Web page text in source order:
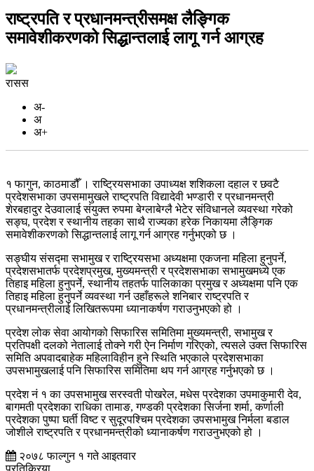
राष्ट्रपति र प्रधानमन्त्रीसमक्ष लैङ्गिक
समावेशीकरणको सिद्धान्तलाई लागू गर्न आग्रह
रासस
अ-
अ
अ+
१ फागुन, काठमाडौँ । राष्ट्रियसभाका उपाध्यक्ष शशिकला दहाल र छवटै
प्रदेशसभाका उपसमामुखले राष्ट्रपति विद्यादेवी भण्डारी र प्रधानमन्त्री
शेरबहादुर देउवालाई संयुक्त रुपमा बेग्लाबेग्लै भेटेर संविधानले व्यवस्था गरेको
सङ्घ, प्रदेश र स्थानीय तहका साथै राज्यका हरेक निकायमा लैङ्गिक
समावेशीकरणको सिद्धान्तलाई लागू गर्न आग्रह गर्नुभएको छ ।
सङ्घीय संसद्मा सभामुख र राष्ट्रियसभा अध्यक्षमा एकजना महिला हुनुपर्ने,
प्रदेशसभातर्फ प्रदेशप्रमुख, मुख्यमन्त्री र प्रदेशसभाका सभामुखमध्ये एक
तिहाइ महिला हुनुपर्ने, स्थानीय तहतर्फ पालिकाका प्रमुख र अध्यक्षमा पनि एक
तिहाइ महिला हुनुपर्ने व्यवस्था गर्न उहाँहरूले शनिबार राष्ट्रपति र
प्रधानमन्त्रीलाई लिखितरूपमा ध्यानाकर्षण गराउनुभएको हो ।
प्रदेश लोक सेवा आयोगको सिफारिस समितिमा मुख्यमन्त्री, सभामुख र
प्रतिपक्षी दलको नेतालाई तोक्ने गरी ऐन निर्माण गरिएको, त्यसले उक्त सिफारिस
समिति अपवादबाहेक महिलाविहीन हुने स्थिति भएकाले प्रदेशसभाका
उपसभामुखलाई पनि सिफारिस समितिमा थप गर्न आग्रह गर्नुभएको छ ।
प्रदेश नं १ का उपसभामुख सरस्वती पोखरेल, मधेस प्रदेशका उपमाकुमारी देव,
बागमती प्रदेशका राधिका तामाङ, गण्डकी प्रदेशका सिर्जना शर्मा, कर्णाली
प्रदेशका पुष्पा घर्ती विष्ट र सुदूरपश्चिम प्रदेशका उपसभामुख निर्मला बडाल
जोशीले राष्ट्रपति र प्रधानमन्त्रीको ध्यानाकर्षण गराउनुभएको हो ।
२०७८ फाल्गुन १ गते आइतवार